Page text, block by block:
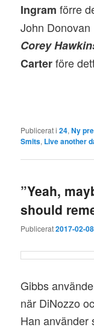
Ingram förre
John Donovan
Corey
Carterföre
Publicerat i 24,Ny
Smits, Live another
”Yeah,
should
Publicerat2017-02-08
Gibbs
när DiNozzo
Han använder